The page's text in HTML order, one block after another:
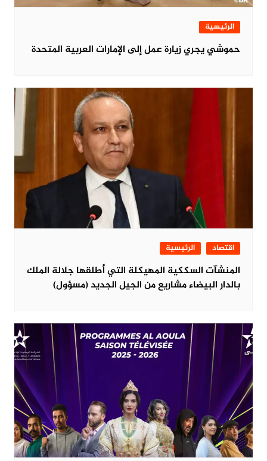
الرئيسية
حموشي يجري زيارة عمل إلى الإمارات العربية المتحدة
اقتصاد الرئيسية
المنشآت السككية المهيكلة التي أطلقها جلالة الملك
بالدار البيضاء مشاريع من الجيل الجديد (مسؤول)